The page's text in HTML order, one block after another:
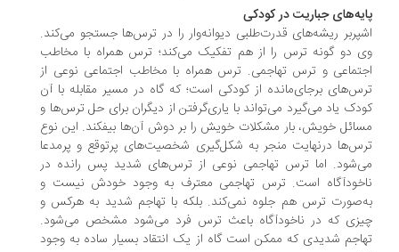
جباریت در کودکی
ریشه‌های قدرت‌طلبی دیوانه‌وار را در ترس‌ها جستجو می‌کند.
دو گونه ترس را از هم تفکیک می‌کند؛ ترس همراه با مخاطب
و ترس تهاجمی. ترس همراه با مخاطب اجتماعی نوعی از
برجای‌مانده از کودکی است؛ که گاه در مسیر مقابله با آن
یاد می‌گیرد می‌تواند با یاری‌گرفتن از دیگران برای حل ترس‌ها و
خویش، بار مشکلات خویش را بر دوش آن‌ها بیفکند. این نوع
درنهایت منجر به شکل‌گیری شخصیت‌های پرتوقع و پرمدعا
اما ترس تهاجمی نوعی از ترس‌های شدید پس رانده در
است. ترس تهاجمی معترف به وجود خودش نیست و
ترس هم جلوه نمی‌کند. بلکه با تهاجم شدید به هرکس و
که در ناخودآگاه باعث ترس فرد می‌شود مشخص می‌شود.
شدیدی که ممکن است گاه از یک انتقاد بسیار ساده به وجود